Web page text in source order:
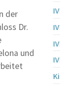
der
Dr.
und